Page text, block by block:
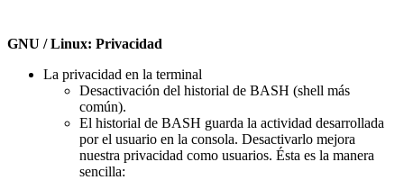
GNU / Linux: Privacidad
La privacidad en la terminal
Desactivación del historial de BASH (shell más
común).
El historial de BASH guarda la actividad desarrollada
por el usuario en la consola. Desactivarlo mejora
nuestra privacidad como usuarios. Ésta es la manera
sencilla: